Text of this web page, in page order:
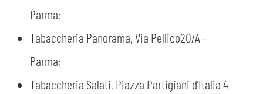
Parma;
Tabaccheria Panorama, Via Pellico20/A –
Parma;
Tabaccheria Salati, Piazza Partigiani d’Italia 4